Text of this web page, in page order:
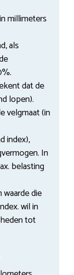
millimeters
als
dat de
lopen).
velgmaat (in
index),
In
belasting
waarde die
wil in
tot